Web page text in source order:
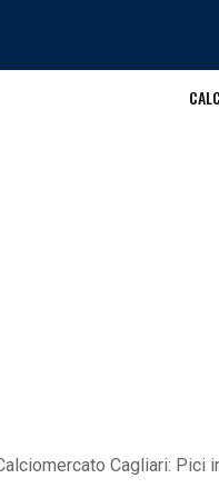
Cagliari: Pici